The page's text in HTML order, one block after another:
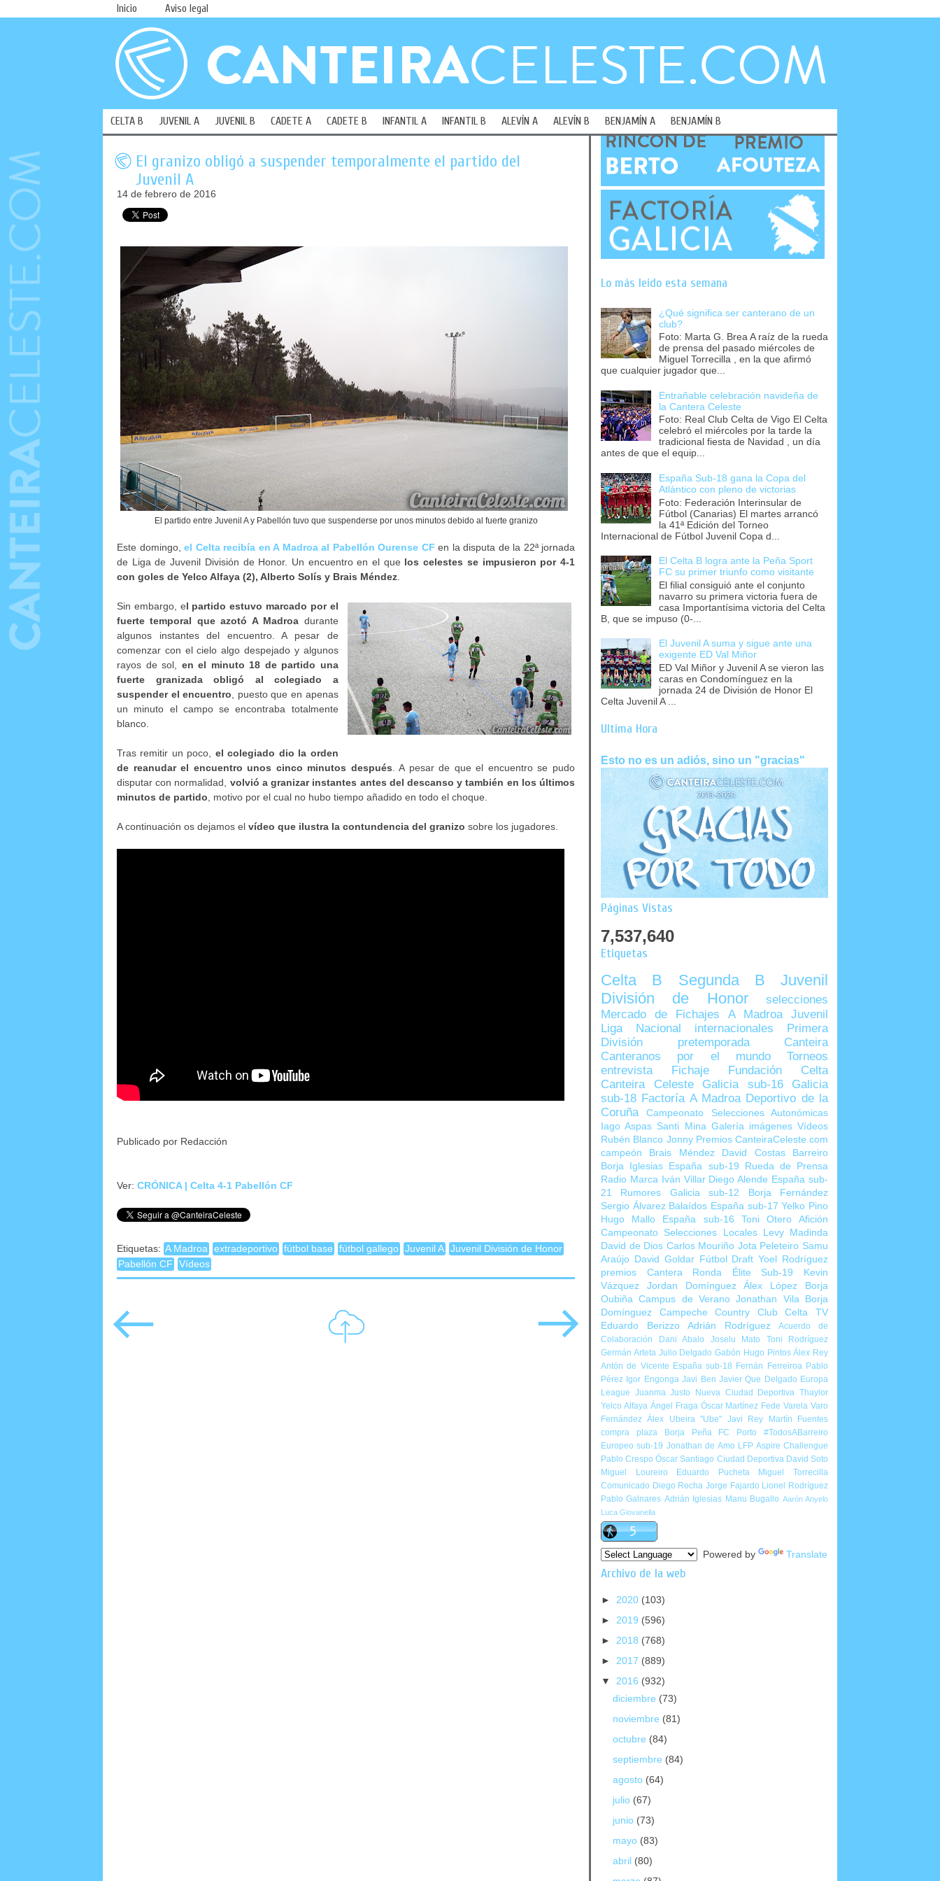
Inicio Aviso legal
CELTA B JUVENIL A JUVENIL B CADETE A CADETE B INFANTIL A INFANTIL B ALEVÍN A ALEVÍN B BENJAMÍN A BENJAMÍN B
El granizo obligó a suspender temporalmente el partido del
Juvenil A
14 de febrero de 2016
El partido entre Juvenil A y Pabellón tuvo que suspenderse por unos minutos debido al fuerte granizo
Este domingo, el Celta recibía en A Madroa al Pabellón Ourense CF en la disputa de la 22ª jornada
de Liga de Juvenil División de Honor. Un encuentro en el que los celestes se impusieron por 4-1
con goles de Yelco Alfaya (2), Alberto Solís y Brais Méndez.
Sin embargo, el partido estuvo marcado por el
fuerte temporal que azotó A Madroa durante
algunos instantes del encuentro. A pesar de
comenzar con el cielo algo despejado y algunos
rayos de sol, en el minuto 18 de partido una
fuerte granizada obligó al colegiado a
suspender el encuentro, puesto que en apenas
un minuto el campo se encontraba totalmente
blanco.
Tras remitir un poco, el colegiado dio la orden
de reanudar el encuentro unos cinco minutos después. A pesar de que el encuentro se pudo
disputar con normalidad, volvió a granizar instantes antes del descanso y también en los últimos
minutos de partido, motivo por el cual no hubo tiempo añadido en todo el choque.
A continuación os dejamos el vídeo que ilustra la contundencia del granizo sobre los jugadores.
Publicado por Redacción
Ver: CRÓNICA | Celta 4-1 Pabellón CF
Etiquetas: A Madroa extradeportivo fútbol base fútbol gallego Juvenil A Juvenil División de Honor
Pabellón CF
Vídeos
Lo más leído esta semana
¿Qué significa ser canterano de un
club?
Foto: Marta G. Brea A raíz de la rueda
de prensa del pasado miércoles de
Miguel Torrecilla , en la que afirmó
que cualquier jugador que...
Entrañable celebración navideña de
la Cantera Celeste
Foto: Real Club Celta de Vigo El Celta
celebró el miércoles por la tarde la
tradicional fiesta de Navidad , un día
antes de que el equip...
España Sub-18 gana la Copa del
Atlántico con pleno de victorias
Foto: Federación Interinsular de
Fútbol (Canarias) El martes arrancó
la 41ª Edición del Torneo
Internacional de Fútbol Juvenil Copa d...
El Celta B logra ante la Peña Sport
FC su primer triunfo como visitante
El filial consiguió ante el conjunto
navarro su primera victoria fuera de
casa Importantísima victoria del Celta
B, que se impuso (0-...
El Juvenil A suma y sigue ante una
exigente ED Val Miñor
ED Val Miñor y Juvenil A se vieron las
caras en Condomínguez en la
jornada 24 de División de Honor El
Celta Juvenil A ...
Última Hora
Esto no es un adiós, sino un "gracias"
Páginas Vistas
7,537,640
Etiquetas
Celta B Segunda B
Juvenil
División de Honor
selecciones
Mercado de Fichajes
A Madroa
Juvenil
Liga Nacional
internacionales
Primera
División
pretemporada
Canteira
Canteranos por el mundo
Torneos
entrevista
Fichaje
Fundación Celta
Canteira Celeste
Galicia sub-16
Galicia
sub-18 Factoría A Madroa Deportivo de la
Coruña
Campeonato Selecciones Autonómicas
Iago Aspas Santi Mina Galería imágenes Vídeos
Rubén Blanco Jonny Premios CanteiraCeleste.com
campeón
Brais Méndez David Costas
Barreiro
Borja Iglesias
España sub-19
Rueda de Prensa
Radio Marca
Iván Villar Diego Alende España sub-
21
Rumores Galicia sub-12
Borja Fernández
Sergio Álvarez Balaídos España sub-17 Yelko Pino
Hugo Mallo
España sub-16 Toni Otero
Afición
Campeonato Selecciones Locales
Levy Madinda
David de Dios Carlos Mouriño Jota Peleteiro Samu
Araújo David Goldar Fútbol Draft Yoel Rodríguez
premios Cantera
Ronda Élite Sub-19
Kevin
Vázquez
Jordan Domínguez Álex López
Borja
Oubiña Campus de Verano Jonathan Vila
Borja
Domínguez
Campeche Country Club
Celta TV
Eduardo Berizzo
Adrián Rodríguez
Acuerdo de
Colaboración
Dani Abalo Joselu Mato
Toni Rodríguez
Germán Arteta Julio Delgado Gabón Hugo Pintos Álex Rey
Antón de Vicente España sub-18 Fernán Ferreiroa Pablo
Pérez Igor Engonga Javi Ben Javier Que Delgado Europa
League Juanma Justo Nueva Ciudad Deportiva Thaylor
Yelco Alfaya Ángel Fraga Óscar Martínez Fede Varela Varo
Fernández Álex Ubeira "Ube" Javi Rey
Martín Fuentes
compra plaza
Borja Peña FC Porto
#TodosABarreiro
Europeo sub-19 Jonathan de Amo LFP Aspire Challengue
Pablo Crespo Óscar Santiago Ciudad Deportiva David Soto
Miguel Loureiro
Eduardo Pucheta
Miguel Torrecilla
Comunicado Diego Rocha Jorge Fajardo Lionel Rodríguez
Pablo Galnares Adrián Iglesias Manu Bugallo Aarón Anyelo
Luca Giovanella
Powered by Translate
Archivo de la web
► 2020 (103)
► 2019 (596)
► 2018 (768)
► 2017 (889)
▼ 2016 (932)
diciembre (73)
noviembre (81)
octubre (84)
septiembre (84)
agosto (64)
julio (67)
junio (73)
mayo (83)
abril (80)